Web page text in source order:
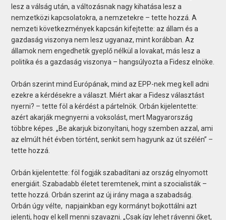
lesz a válság után, a változásnak nagy kihatása lesz a
nemzetközi kapcsolatokra, a nemzetekre – tette hozzá. A
nemzeti következmények kapcsán kifejtette: az állam és a
gazdaság viszonya nem lesz ugyanaz, mint korábban. Az
államok nem engedhetik gyeplő nélkül a lovakat, más lesz a
politika és a gazdaság viszonya – hangsúlyozta a Fidesz elnöke.
Orbán szerint mind Európának, mind az EPP-nek meg kell adni
ezekre a kérdésekre a választ. Miért akar a Fidesz választást
nyerni? – tette föl a kérdést a pártelnök. Orbán kijelentette:
azért akarják megnyerni a voksolást, mert Magyarország
többre képes. „Be akarjuk bizonyítani, hogy szemben azzal, ami
az elmúlt hét évben történt, senkit sem hagyunk az út szélén” –
tette hozzá.
Orbán kijelentette: föl fogják szabadítani az ország elnyomott
energiáit. Szabadabb életet teremtenek, mint a szocialisták –
tette hozzá. Orbán szerint az új irány maga a szabadság.
Orbán úgy vélte, napjainkban egy kormányt bojkottálni azt
jelenti, hogy el kell menni szavazni. „Csak így lehet rávenni őket,